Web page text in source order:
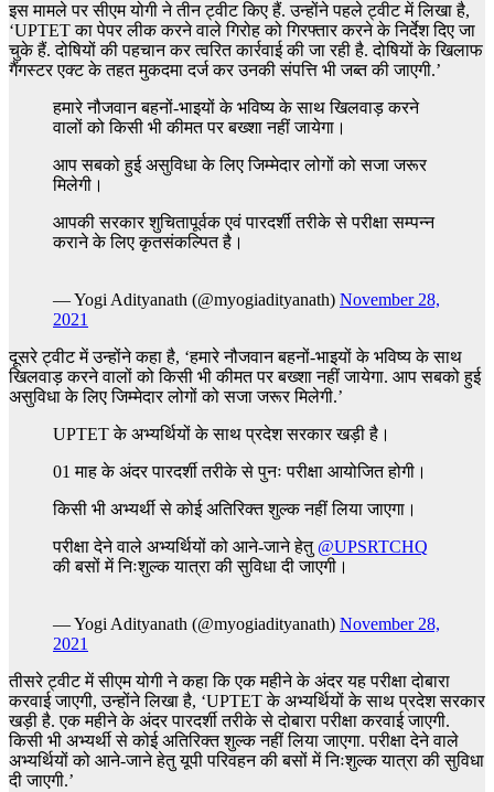
इस मामले पर सीएम योगी ने तीन ट्वीट किए हैं. उन्होंने पहले ट्वीट में लिखा है,
‘UPTET का पेपर लीक करने वाले गिरोह को गिरफ्तार करने के निर्देश दिए जा
चुके हैं. दोषियों की पहचान कर त्वरित कार्रवाई की जा रही है. दोषियों के खिलाफ
गैंगस्टर एक्ट के तहत मुकदमा दर्ज कर उनकी संपत्ति भी जब्त की जाएगी.’
हमारे नौजवान बहनों-भाइयों के भविष्य के साथ खिलवाड़ करने
वालों को किसी भी कीमत पर बख्शा नहीं जायेगा।
आप सबको हुई असुविधा के लिए जिम्मेदार लोगों को सजा जरूर
मिलेगी।
आपकी सरकार शुचितापूर्वक एवं पारदर्शी तरीके से परीक्षा सम्पन्न
कराने के लिए कृतसंकल्पित है।
— Yogi Adityanath (@myogiadityanath) November 28,
2021
दूसरे ट्वीट में उन्होंने कहा है, ‘हमारे नौजवान बहनों-भाइयों के भविष्य के साथ
खिलवाड़ करने वालों को किसी भी कीमत पर बख्शा नहीं जायेगा. आप सबको हुई
असुविधा के लिए जिम्मेदार लोगों को सजा जरूर मिलेगी.’
UPTET के अभ्यर्थियों के साथ प्रदेश सरकार खड़ी है।
01 माह के अंदर पारदर्शी तरीके से पुनः परीक्षा आयोजित होगी।
किसी भी अभ्यर्थी से कोई अतिरिक्त शुल्क नहीं लिया जाएगा।
परीक्षा देने वाले अभ्यर्थियों को आने-जाने हेतु @UPSRTCHQ
की बसों में निःशुल्क यात्रा की सुविधा दी जाएगी।
— Yogi Adityanath (@myogiadityanath) November 28,
2021
तीसरे ट्वीट में सीएम योगी ने कहा कि एक महीने के अंदर यह परीक्षा दोबारा
करवाई जाएगी, उन्होंने लिखा है, ‘UPTET के अभ्यर्थियों के साथ प्रदेश सरकार
खड़ी है. एक महीने के अंदर पारदर्शी तरीके से दोबारा परीक्षा करवाई जाएगी.
किसी भी अभ्यर्थी से कोई अतिरिक्त शुल्क नहीं लिया जाएगा. परीक्षा देने वाले
अभ्यर्थियों को आने-जाने हेतु यूपी परिवहन की बसों में निःशुल्क यात्रा की सुविधा
दी जाएगी.’